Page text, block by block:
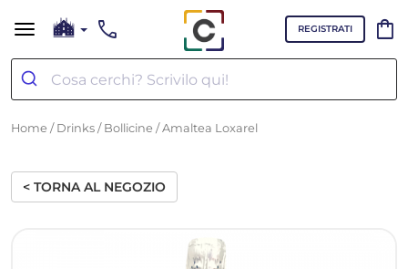
call REGISTRATI shopping_bag
Home / Drinks / Bollicine / Amaltea Loxarel
< TORNA AL NEGOZIO